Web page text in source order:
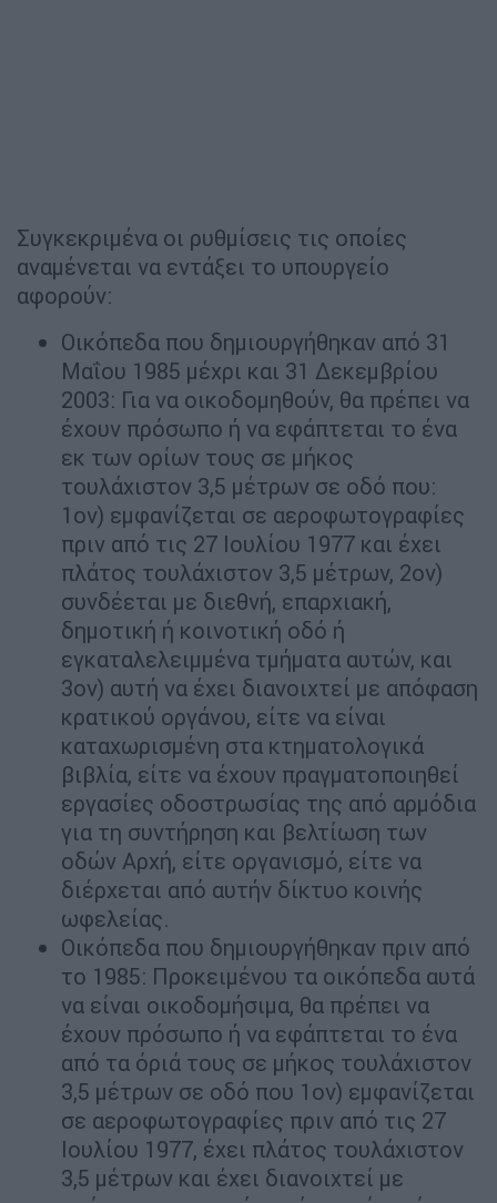
Συγκεκριμένα οι ρυθμίσεις τις οποίες
αναμένεται να εντάξει το υπουργείο
αφορούν:
Οικόπεδα που δημιουργήθηκαν από 31
Μαΐου 1985 μέχρι και 31 Δεκεμβρίου
2003: Για να οικοδομηθούν, θα πρέπει να
έχουν πρόσωπο ή να εφάπτεται το ένα
εκ των ορίων τους σε μήκος
τουλάχιστον 3,5 μέτρων σε οδό που:
1ον) εμφανίζεται σε αεροφωτογραφίες
πριν από τις 27 Ιουλίου 1977 και έχει
πλάτος τουλάχιστον 3,5 μέτρων, 2ον)
συνδέεται με διεθνή, επαρχιακή,
δημοτική ή κοινοτική οδό ή
εγκαταλελειμμένα τμήματα αυτών, και
3ον) αυτή να έχει διανοιχτεί με απόφαση
κρατικού οργάνου, είτε να είναι
καταχωρισμένη στα κτηματολογικά
βιβλία, είτε να έχουν πραγματοποιηθεί
εργασίες οδοστρωσίας της από αρμόδια
για τη συντήρηση και βελτίωση των
οδών Αρχή, είτε οργανισμό, είτε να
διέρχεται από αυτήν δίκτυο κοινής
ωφελείας.
Οικόπεδα που δημιουργήθηκαν πριν από
το 1985: Προκειμένου τα οικόπεδα αυτά
να είναι οικοδομήσιμα, θα πρέπει να
έχουν πρόσωπο ή να εφάπτεται το ένα
από τα όριά τους σε μήκος τουλάχιστον
3,5 μέτρων σε οδό που 1ον) εμφανίζεται
σε αεροφωτογραφίες πριν από τις 27
Ιουλίου 1977, έχει πλάτος τουλάχιστον
3,5 μέτρων και έχει διανοιχτεί με